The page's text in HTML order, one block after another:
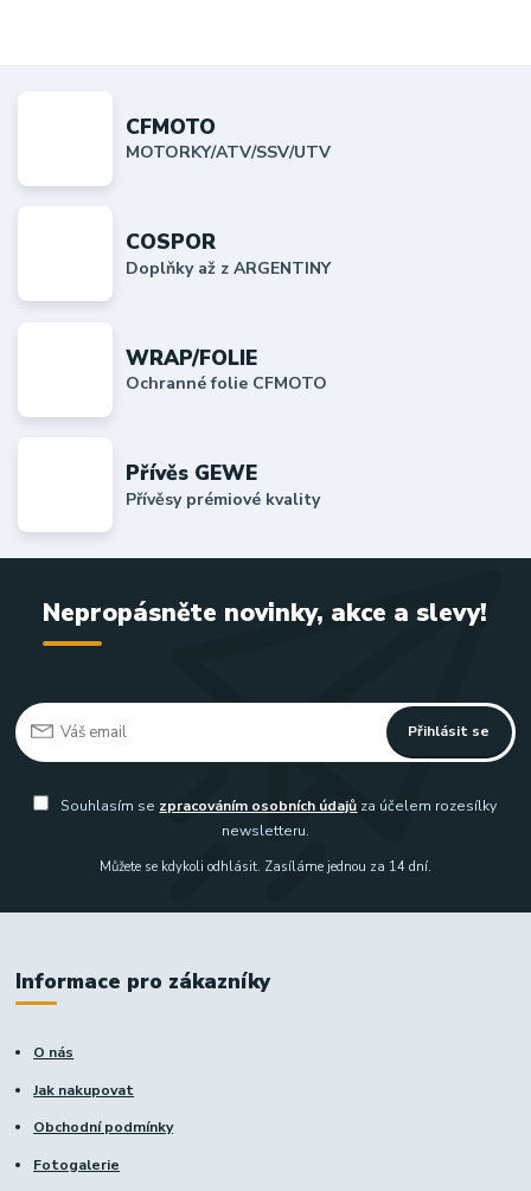
CFMOTO
MOTORKY/ATV/SSV/UTV
COSPOR
Doplňky až z ARGENTINY
WRAP/FOLIE
Ochranné folie CFMOTO
Přívěs GEWE
Přívěsy prémiové kvality
Nepropásněte novinky, akce a slevy!
Přihlásit se
Souhlasím se zpracováním osobních údajů za účelem rozesílky
newsletteru.
Můžete se kdykoli odhlásit. Zasíláme jednou za 14 dní.
Informace pro zákazníky
O nás
Jak nakupovat
Obchodní podmínky
Fotogalerie